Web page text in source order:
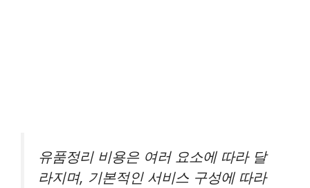
유품정리 비용은 여러 요소에 따라 달
라지며, 기본적인 서비스 구성에 따라